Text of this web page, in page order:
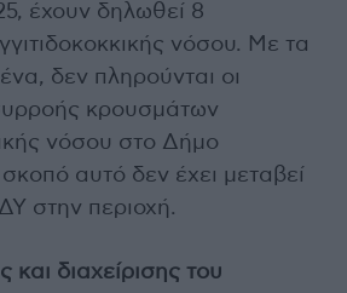
έχουν δηλωθεί 8
νόσου. Με τα
δεν πληρούνται οι
κρουσμάτων
νόσου στο Δήμο
αυτό δεν έχει μεταβεί
στην περιοχή.
διαχείρισης του